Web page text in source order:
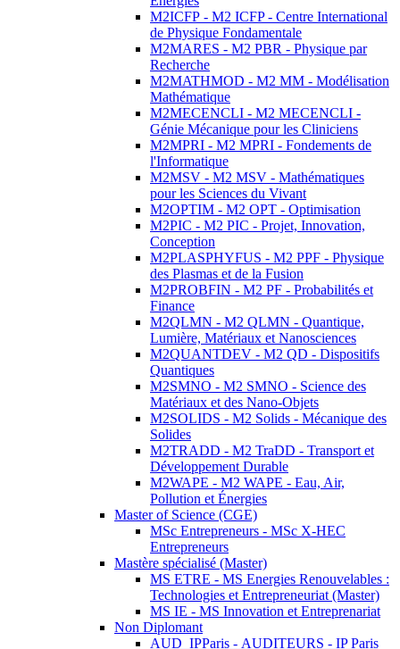
M2ICFP - M2 ICFP - Centre International
de Physique Fondamentale
M2MARES - M2 PBR - Physique par
Recherche
M2MATHMOD - M2 MM - Modélisation
Mathématique
M2MECENCLI - M2 MECENCLI -
Génie Mécanique pour les Cliniciens
M2MPRI - M2 MPRI - Fondements de
l'Informatique
M2MSV - M2 MSV - Mathématiques
pour les Sciences du Vivant
M2OPTIM - M2 OPT - Optimisation
M2PIC - M2 PIC - Projet, Innovation,
Conception
M2PLASPHYFUS - M2 PPF - Physique
des Plasmas et de la Fusion
M2PROBFIN - M2 PF - Probabilités et
Finance
M2QLMN - M2 QLMN - Quantique,
Lumière, Matériaux et Nanosciences
M2QUANTDEV - M2 QD - Dispositifs
Quantiques
M2SMNO - M2 SMNO - Science des
Matériaux et des Nano-Objets
M2SOLIDS - M2 Solids - Mécanique des
Solides
M2TRADD - M2 TraDD - Transport et
Développement Durable
M2WAPE - M2 WAPE - Eau, Air,
Pollution et Énergies
Master of Science (CGE)
MSc Entrepreneurs - MSc X-HEC
Entrepreneurs
Mastère spécialisé (Master)
MS ETRE - MS Energies Renouvelables :
Technologies et Entrepreneuriat (Master)
MS IE - MS Innovation et Entreprenariat
Non Diplomant
AUD_IPParis - AUDITEURS - IP Paris